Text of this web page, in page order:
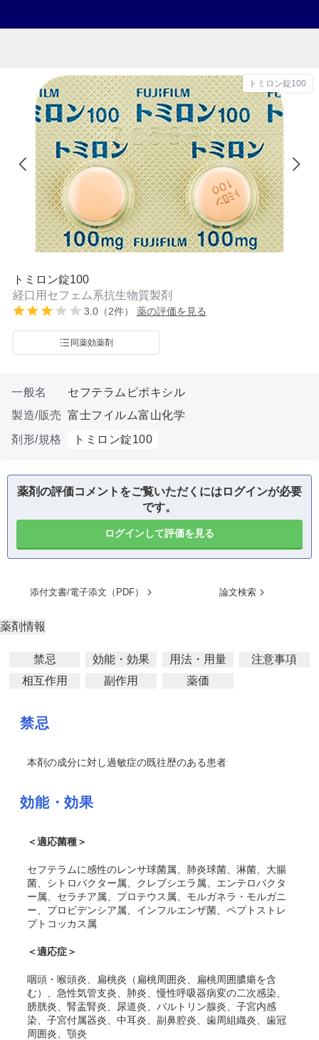
トミロン錠100
トミロン錠100
経口用セフェム系抗生物質製剤
3.0（2件） 薬の評価を見る
同薬効薬剤
一般名
セフテラムピボキシル
製造/販売 富士フイルム富山化学
剤形/規格
トミロン錠100
薬剤の評価コメントをご覧いただくにはログインが必要
です。
ログインして評価を見る
添付文書/電子添文（PDF） 論文検索
薬剤情報
禁忌 効能・効果 用法・用量
注意事項
相互作用
副作用 薬価
禁忌
本剤の成分に対し過敏症の既往歴のある患者
効能・効果
＜適応菌種＞
セフテラムに感性のレンサ球菌属、肺炎球菌、淋菌、大腸
菌、シトロバクター属、クレブシエラ属、エンテロバクタ
ー属、セラチア属、プロテウス属、モルガネラ・モルガニ
ー、プロビデンシア属、インフルエンザ菌、ペプトストレ
プトコッカス属
＜適応症＞
咽頭・喉頭炎、扁桃炎（扁桃周囲炎、扁桃周囲膿瘍を含
む）、急性気管支炎、肺炎、慢性呼吸器病変の二次感染、
膀胱炎、腎盂腎炎、尿道炎、バルトリン腺炎、子宮内感
染、子宮付属器炎、中耳炎、副鼻腔炎、歯周組織炎、歯冠
周囲炎、顎炎